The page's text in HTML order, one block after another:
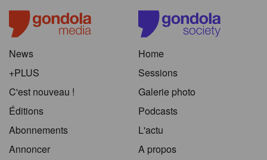
News
+PLUS
C'est nouveau !
Éditions
Abonnements
Annoncer
Home
Sessions
Galerie photo
Podcasts
L'actu
A propos